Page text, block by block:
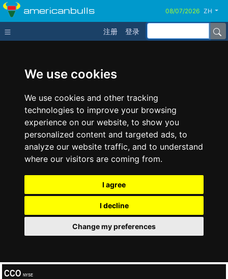
We use cookies
We use cookies and other tracking
technologies to improve your browsing
experience on our website, to show you
personalized content and targeted ads, to
analyze our website traffic, and to understand
where our visitors are coming from.
I agree
I decline
Change my preferences
americanbulls ZH
注册 登录
CCO NYSE